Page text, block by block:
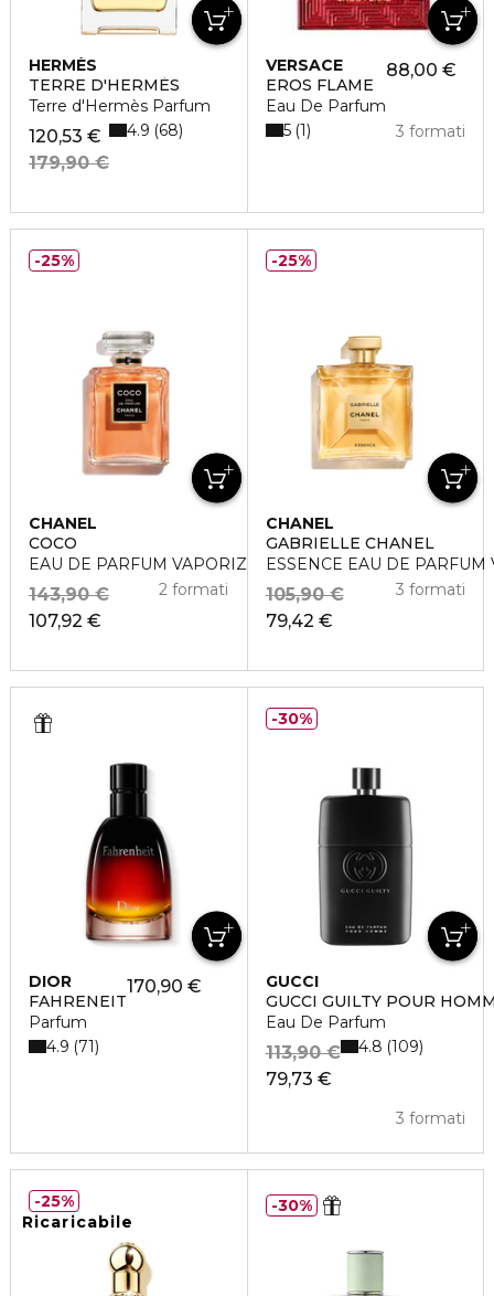
HERMÈS
TERRE D'HERMÈS
Terre d'Hermès Parfum
120,53 €
179,90 €
4.9 68
VERSACE
EROS FLAME
Eau De Parfum
88,00 €
3 formati
5 1
CHANEL
COCO
EAU DE PARFUM VAPORIZZATORE
107,92 €
143,90 € 2 formati
25%
CHANEL
GABRIELLE CHANEL
ESSENCE EAU DE
79,42 €
105,90 € 3 formati
25%
DIOR
FAHRENEIT
Parfum
170,90 €
4.9 71
GUCCI
GUCCI GUILTY POUR
Eau De Parfum
79,73 €
113,90 €
3 formati
4.8 109
30%
Ricaricabile
25% 30%